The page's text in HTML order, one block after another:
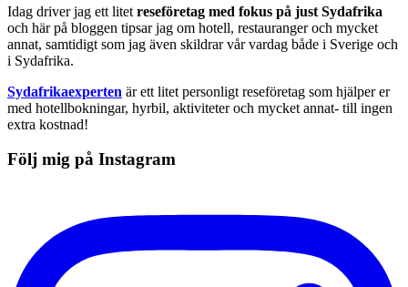
Idag driver jag ett litet reseföretag med fokus på just Sydafrika
och här på bloggen tipsar jag om hotell, restauranger och mycket
annat, samtidigt som jag även skildrar vår vardag både i Sverige och
i Sydafrika.
Sydafrikaexperten är ett litet personligt reseföretag som hjälper er
med hotellbokningar, hyrbil, aktiviteter och mycket annat- till ingen
extra kostnad!
Följ mig på Instagram